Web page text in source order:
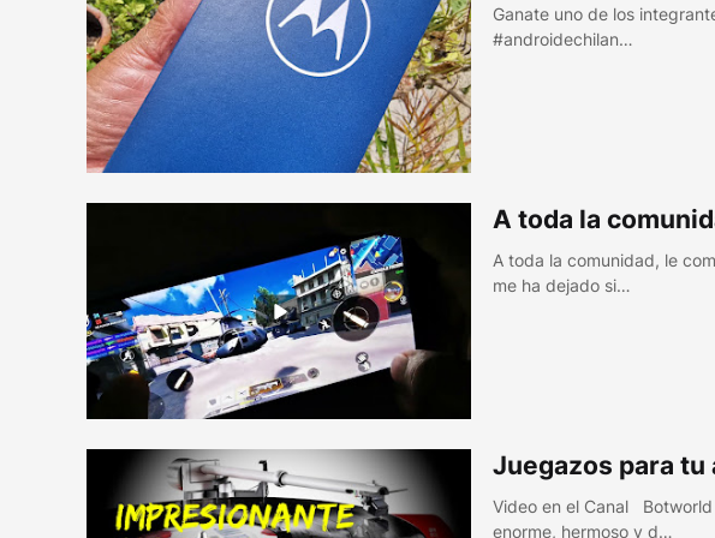
Ganate uno de los
#androidechilan…
A toda la
A toda la comunidad, le
me ha dejado si…
Juegazos para tu
Video en el Canal Botworld
enorme, hermoso y d…